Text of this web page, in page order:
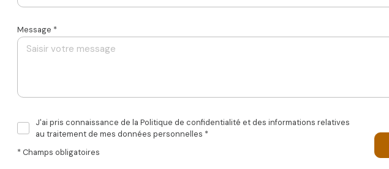
Message *
J'ai pris connaissance de la Politique de confidentialité et des informations relatives
au traitement de mes données personnelles *
* Champs obligatoires